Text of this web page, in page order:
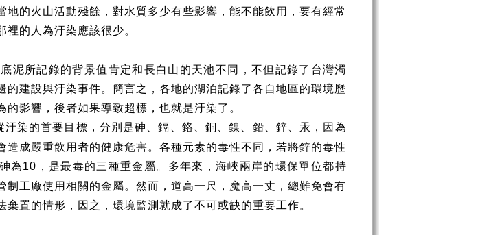
的火山活動殘餘，對水質多少有些影響，能不能飲用，要有經常
的人為汙染應該很少。
泥所記錄的背景值肯定和長白山的天池不同，不但記錄了台灣濁
建設與汙染事件。簡言之，各地的湖泊記錄了各自地區的環境歷
影響，後者如果導致超標，也就是汙染了。
汙染的首要目標，分別是砷、鎘、鉻、銅、鎳、鉛、鋅、汞，因為
成嚴重飲用者的健康危害。各種元素的毒性不同，若將鋅的毒性
為10 ，是最毒的三種重金屬。多年來，海峽兩岸的環保單位都持
工廠使用相關的金屬。然而，道高一尺，魔高一丈，總難免會有
置的情形，因之，環境監測就成了不可或缺的重要工作。